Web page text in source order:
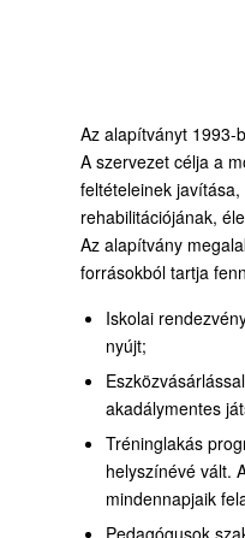
Az alapítványt 1993-
A szervezet célja a
feltételeinek
rehabilitációjának,
Az alapítvány
forrásokból tartja
Iskolai
nyújt;
akadálymentes
Tréninglakás
helyszínévé vált.
mindennapjaik
Pedagógusok